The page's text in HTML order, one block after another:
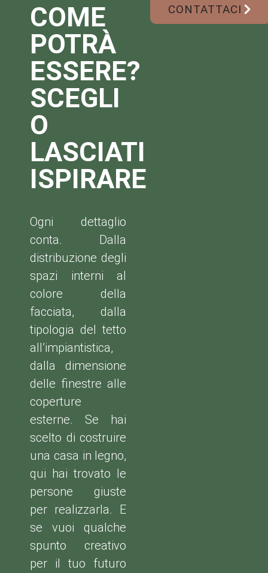
COME
POTRÀ
ESSERE?
SCEGLI
O
LASCIATI
ISPIRARE
Ogni dettaglio
conta. Dalla
distribuzione degli
spazi interni al
colore della
facciata, dalla
tipologia del tetto
all’impiantistica,
dalla dimensione
delle finestre alle
coperture
esterne. Se hai
scelto di costruire
una casa in legno,
qui hai trovato le
persone giuste
per realizzarla. E
se vuoi qualche
spunto creativo
per il tuo futuro
CONTATTACI